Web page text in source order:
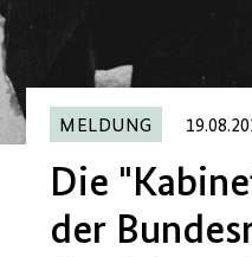
MELDUNG
Die
der